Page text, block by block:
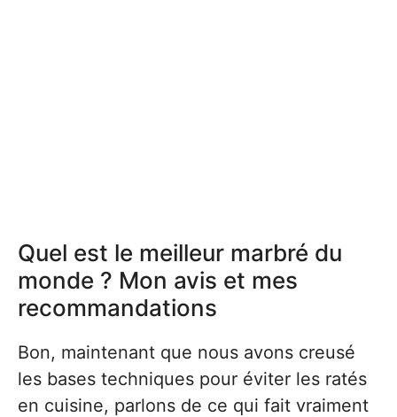
Quel est le meilleur marbré du
monde ? Mon avis et mes
recommandations
Bon, maintenant que nous avons creusé
les bases techniques pour éviter les ratés
en cuisine, parlons de ce qui fait vraiment